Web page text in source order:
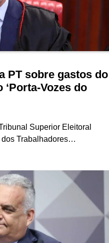
PT sobre gastos do
Vozes do
Superior Eleitoral
dos Trabalhadores…